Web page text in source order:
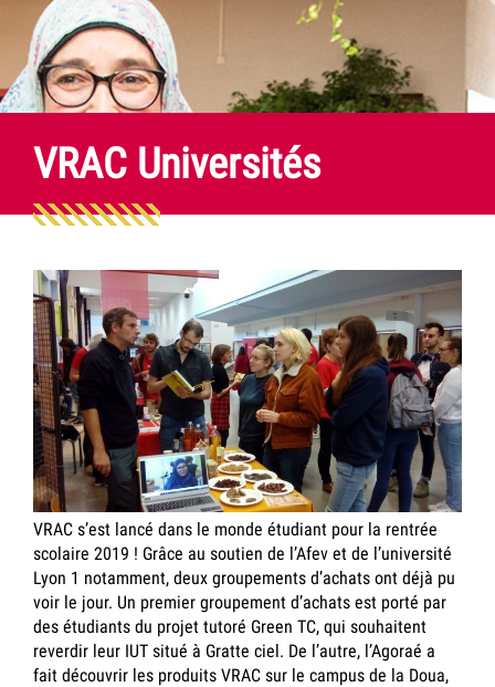
VRAC Universités
VRAC s’est lancé dans le monde étudiant pour la rentrée
scolaire 2019 ! Grâce au soutien de l’Afev et de l’université
Lyon 1 notamment, deux groupements d’achats ont déjà pu
voir le jour. Un premier groupement d’achats est porté par
des étudiants du projet tutoré Green TC, qui souhaitent
reverdir leur IUT situé à Gratte ciel. De l’autre, l’Agoraé a
fait découvrir les produits VRAC sur le campus de la Doua,